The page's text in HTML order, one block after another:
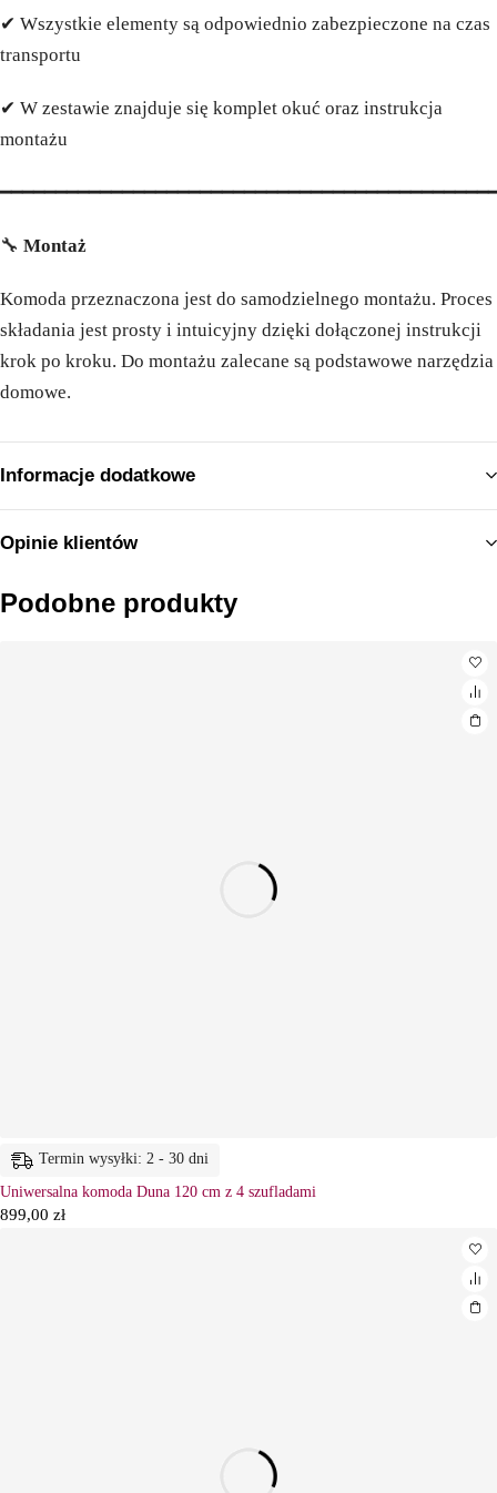
✔ Wszystkie elementy są odpowiednio zabezpieczone na czas
transportu
✔ W zestawie znajduje się komplet okuć oraz instrukcja
montażu
🔧 Montaż
Komoda przeznaczona jest do samodzielnego montażu. Proces
składania jest prosty i intuicyjny dzięki dołączonej instrukcji
krok po kroku. Do montażu zalecane są podstawowe narzędzia
domowe.
Informacje dodatkowe
Opinie klientów
Podobne produkty
Termin wysyłki: 2 - 30 dni
Uniwersalna komoda Duna 120 cm z 4 szufladami
899,00 zł